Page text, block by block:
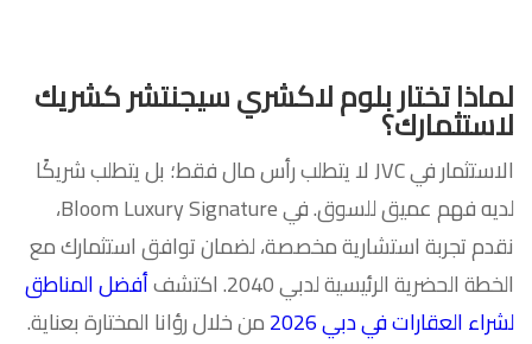
لماذا تختار بلوم لاكشري سيجنتشر كشريك
لاستثمارك؟
الاستثمار في JVC لا يتطلب رأس مال فقط؛ بل يتطلب شريكًا
لديه فهم عميق للسوق. في Bloom Luxury Signature،
نقدم تجربة استشارية مخصصة، لضمان توافق استثمارك مع
الخطة الحضرية الرئيسية لدبي 2040. اكتشف
أفضل المناطق
لشراء العقارات في دبي 2026
من خلال رؤانا المختارة بعناية.